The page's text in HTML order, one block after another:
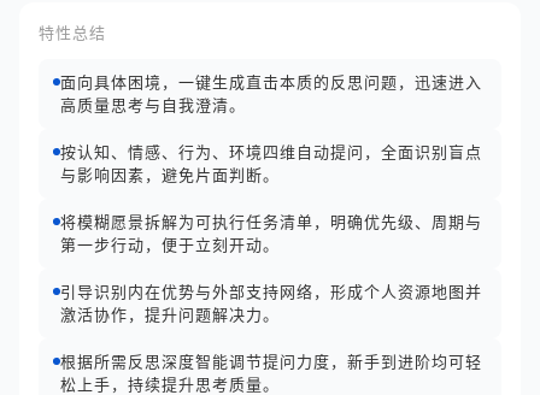
特性总结
面向具体困境，一键生成直击本质的反思问题，迅速进入
高质量思考与自我澄清。
按认知、情感、行为、环境四维自动提问，全面识别盲点
与影响因素，避免片面判断。
将模糊愿景拆解为可执行任务清单，明确优先级、周期与
第一步行动，便于立刻开动。
引导识别内在优势与外部支持网络，形成个人资源地图并
激活协作，提升问题解决力。
根据所需反思深度智能调节提问力度，新手到进阶均可轻
松上手，持续提升思考质量。